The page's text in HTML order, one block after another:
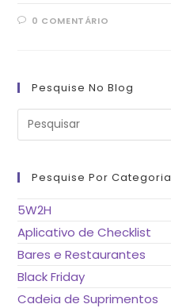
0 COMENTÁRIO
Pesquise No Blog
Pesquise Por Categoria
5W2H
Aplicativo de Checklist
Bares e Restaurantes
Black Friday
Cadeia de Suprimentos